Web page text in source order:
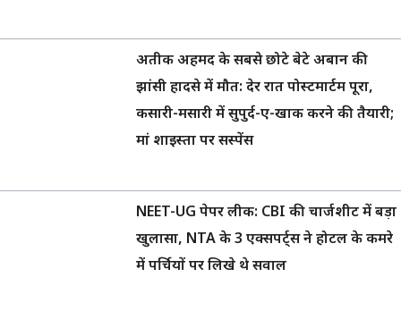
अतीक अहमद के सबसे छोटे बेटे अबान की
झांसी हादसे में मौत: देर रात पोस्टमार्टम पूरा,
कसारी-मसारी में सुपुर्द-ए-खाक करने की तैयारी;
मां शाइस्ता पर सस्पेंस
NEET-UG पेपर लीक: CBI की चार्जशीट में बड़ा
खुलासा, NTA के 3 एक्सपर्ट्स ने होटल के कमरे
में पर्चियों पर लिखे थे सवाल